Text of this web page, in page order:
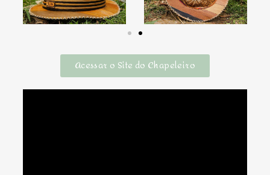
Acessar o Site do Chapeleiro